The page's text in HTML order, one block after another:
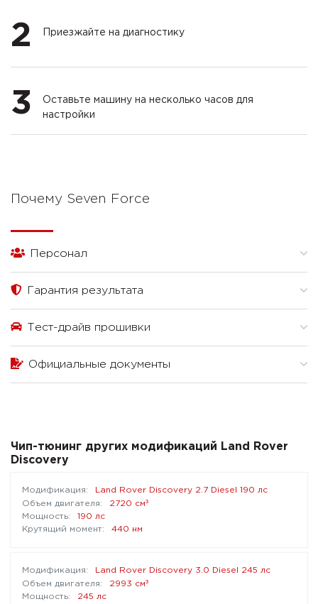
2 Приезжайте на диагностику
3
Оставьте машину на несколько часов для
настройки
Почему Seven Force
Персонал
Гарантия результата
Тест-драйв прошивки
Официальные документы
Чип-тюнинг других модификаций Land Rover
Discovery
Land Rover Discovery 2.7 Diesel 190 лс
2720 см³
190 лс
440 нм
Land Rover Discovery 3.0 Diesel 245 лс
2993 см³
245 лс